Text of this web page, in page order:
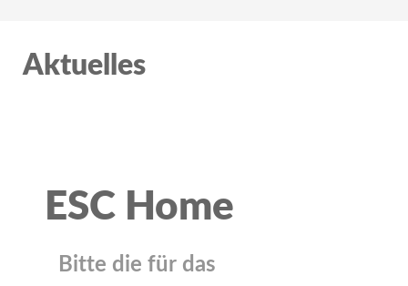
Aktuelles
ESC Home
Bitte die für das